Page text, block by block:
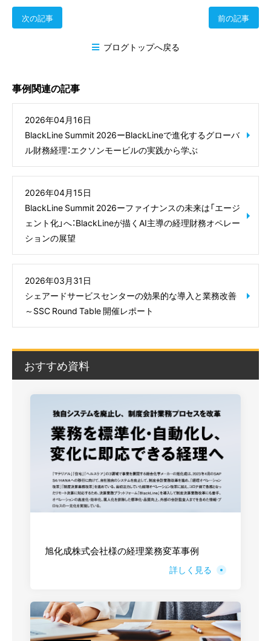
次の記事
ブログトップへ戻る
前の記事
事例関連の記事
2026年04月16日
BlackLine Summit 2026ーBlackLineで進化するグローバ
ル財務経理：エクソンモービルの実践から学ぶ
2026年04月15日
BlackLine Summit 2026ーファイナンスの未来は「エージ
ェント化」へ：BlackLineが描くAI主導の経理財務オペレー
ションの展望
2026年03月31日
シェアードサービスセンターの効果的な導入と業務改善
～SSC Round Table 開催レポート
おすすめ資料
旭化成株式会社様の経理業務変革事例
詳しく見る